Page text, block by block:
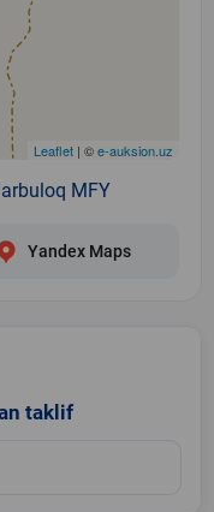
Leaflet | ©e-auksion.uz
MFY
Yandex Maps
taklif